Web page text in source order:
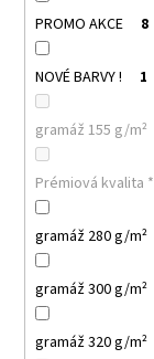
PROMO AKCE 8
NOVÉ BARVY ! 1
gramáž 155 g/m²
Prémiová kvalita *
gramáž 280 g/m²
gramáž 300 g/m²
gramáž 320 g/m²
FIREMNÍ
TEXTIL
71
Kč